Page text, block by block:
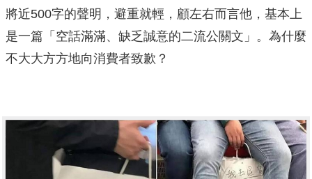
將近500字的聲明，避重就輕，顧左右而言他，基本上
是一篇「空話滿滿、缺乏誠意的二流公關文」。為什麼
不大大方方地向消費者致歉？